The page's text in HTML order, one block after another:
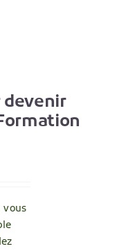
devenir
vous